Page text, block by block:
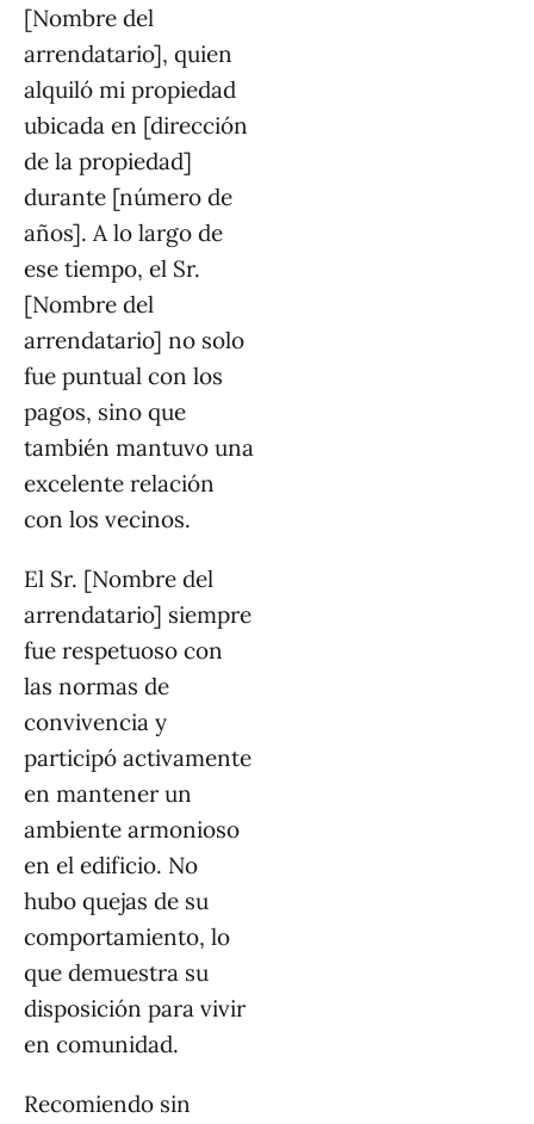
[Nombre del
arrendatario], quien
alquiló mi propiedad
ubicada en [dirección
de la propiedad]
durante [número de
años]. A lo largo de
ese tiempo, el Sr.
[Nombre del
arrendatario] no solo
fue puntual con los
pagos, sino que
también mantuvo una
excelente relación
con los vecinos.
El Sr. [Nombre del
arrendatario] siempre
fue respetuoso con
las normas de
convivencia y
participó activamente
en mantener un
ambiente armonioso
en el edificio. No
hubo quejas de su
comportamiento, lo
que demuestra su
disposición para vivir
en comunidad.
Recomiendo sin